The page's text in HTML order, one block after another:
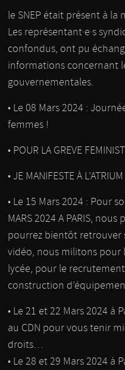
le SNEP était présent à la
Les représentant·e·s
confondus, ont pu
informations concernant
gouvernementales.
• Le 08 Mars 2024 :
femmes !
• POUR LA GREVE
• JE MANIFESTE À
• Le 15 Mars 2024 : Pour
MARS 2024 A PARIS,
pourrez bientôt retrouver
vidéo, nous militons pour
lycée, pour le recrutement
construction
• Le 21 et 22 Mars 2024 à
au CDN pour vous tenir
droits…
• Le 28 et 29 Mars 2024 à